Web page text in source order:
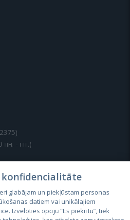
пн. - пт.)
konfidencialitāte
glabājam un piekļūstam personas
datiem vai unikālajiem
Izvēloties opciju “Es piekrītu”, tiek